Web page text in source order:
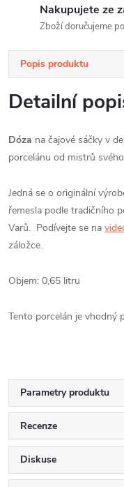
Nakupujete ze
Zboží doručujeme
Popis produktu
Detailní
Dóza na čajové sáčky v
porcelánu od mistrů
Jedná se o originální
řemesla podle tradičního
Varů. Podívejte se na
záložce.
Objem: 0,65 litru
Tento porcelán je vhodný
Parametry produktu
Recenze
Diskuse